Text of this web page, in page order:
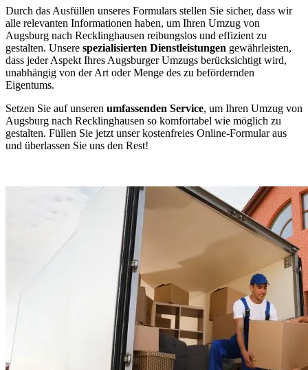
Durch das Ausfüllen unseres Formulars stellen Sie sicher, dass wir
alle relevanten Informationen haben, um Ihren Umzug von
Augsburg nach Recklinghausen reibungslos und effizient zu
gestalten. Unsere spezialisierten Dienstleistungen gewährleisten,
dass jeder Aspekt Ihres Augsburger Umzugs berücksichtigt wird,
unabhängig von der Art oder Menge des zu befördernden
Eigentums.
Setzen Sie auf unseren umfassenden Service, um Ihren Umzug von
Augsburg nach Recklinghausen so komfortabel wie möglich zu
gestalten. Füllen Sie jetzt unser kostenfreies Online-Formular aus
und überlassen Sie uns den Rest!